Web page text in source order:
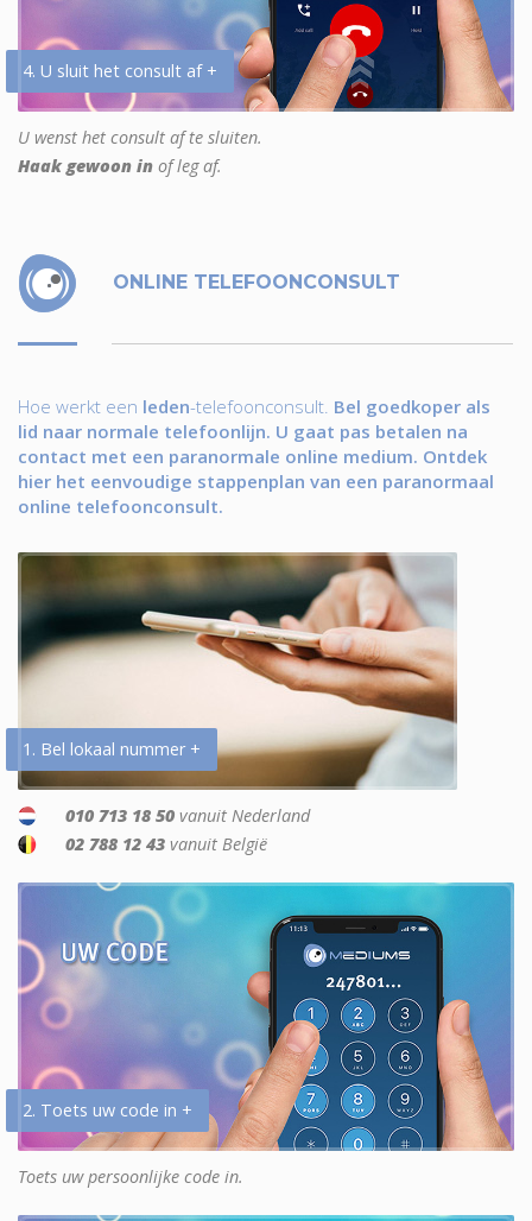
4. U sluit het consult af +
U wenst het consult af te sluiten.
Haak gewoon in of leg af.
ONLINE TELEFOONCONSULT
Hoe werkt een leden-telefoonconsult. Bel goedkoper als
lid naar normale telefoonlijn. U gaat pas betalen na
contact met een paranormale online medium. Ontdek
hier het eenvoudige stappenplan van een paranormaal
online telefoonconsult.
1. Bel lokaal nummer +
010 713 18 50 vanuit Nederland
02 788 12 43 vanuit België
2. Toets uw code in +
Toets uw persoonlijke code in.